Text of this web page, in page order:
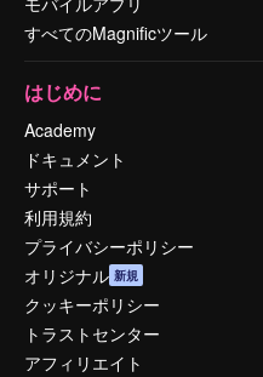
すべてのMagnificツール
はじめに
Academy
ドキュメント
サポート
利用規約
プライバシーポリシー
オリジナル 新規
クッキーポリシー
トラストセンター
アフィリエイト